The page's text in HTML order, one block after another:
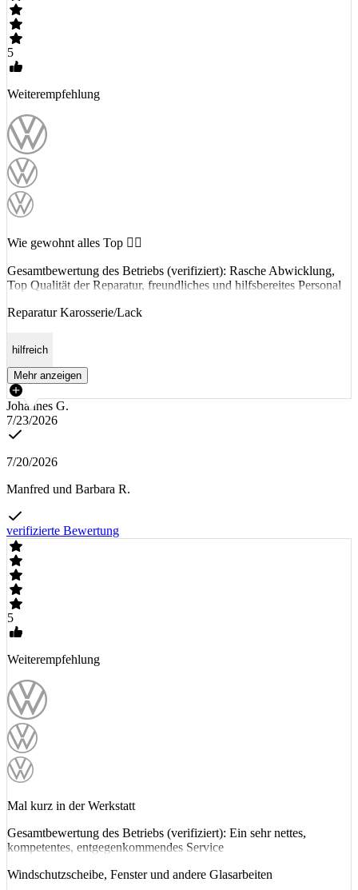
5
Weiterempfehlung
Wie gewohnt alles Top 👍🏻
Gesamtbewertung des Betriebs (verifiziert): Rasche Abwicklung,
Top Qualität der Reparatur, freundliches und hilfsbereites Personal
Reparatur Karosserie/Lack
hilfreich
Mehr anzeigen
Johannes G.
7/23/2026
7/20/2026
Manfred und Barbara R.
verifizierte Bewertung
5
Weiterempfehlung
Mal kurz in der Werkstatt
Gesamtbewertung des Betriebs (verifiziert): Ein sehr nettes,
kompetentes, entgegenkommendes Service
Windschutzscheibe, Fenster und andere Glasarbeiten